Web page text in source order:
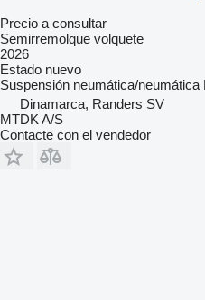
Precio a consultar
Semirremolque volquete
2026
Estado nuevo
Suspensión neumática/neumática
Dinamarca, Randers SV
MTDK A/S
Contacte con el vendedor